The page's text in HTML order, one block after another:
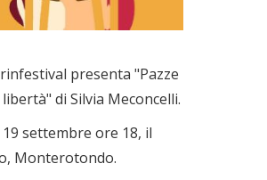
culturale e
letteraria
09/2020
presenta "Pazze
di Silvia Meconcelli.
settembre ore 18, il
Monterotondo.